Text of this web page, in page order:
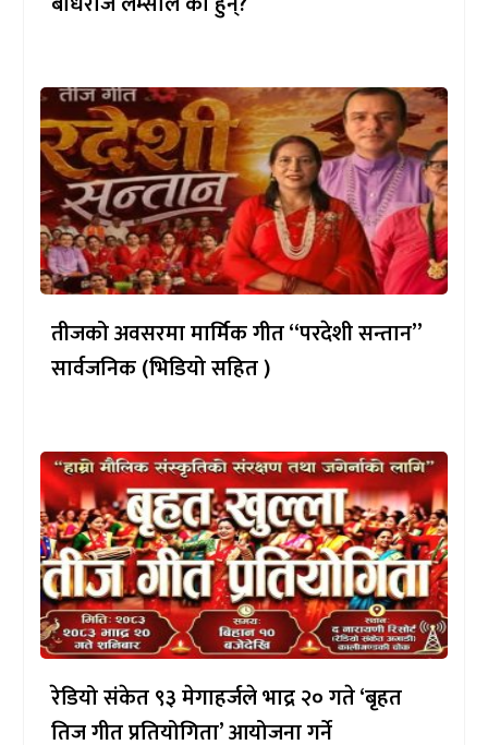
तीजको अवसरमा मार्मिक गीत “परदेशी सन्तान”
सार्वजनिक (भिडियो सहित )
रेडियो संकेत ९३ मेगाहर्जले भाद्र २० गते ‘बृहत
तिज गीत प्रतियोगिता’ आयोजना गर्ने